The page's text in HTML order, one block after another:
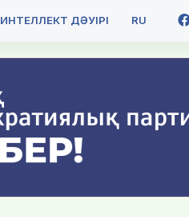
ИНТЕЛЛЕКТ ДӘУІРІ RU